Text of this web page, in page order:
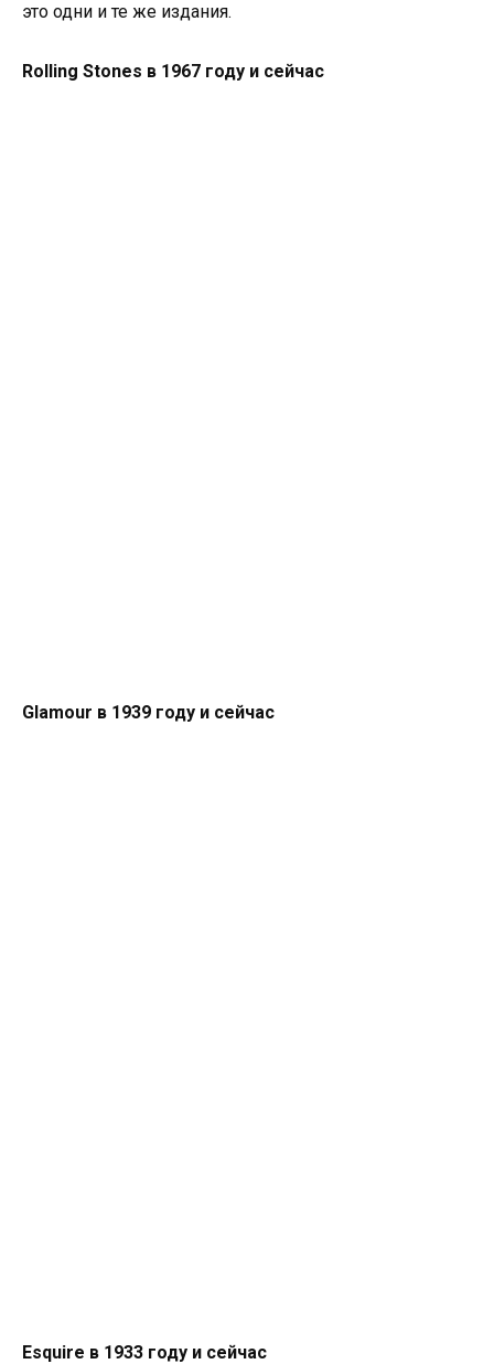
это одни и те же издания.
Rolling Stones в 1967 году и сейчас
Glamour в 1939 году и сейчас
Esquire в 1933 году и сейчас